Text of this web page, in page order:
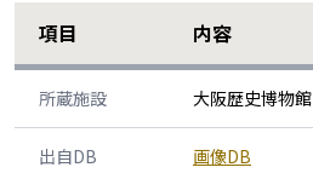
項目 内容
所蔵施設 大阪歴史博物館
出自DB 画像DB